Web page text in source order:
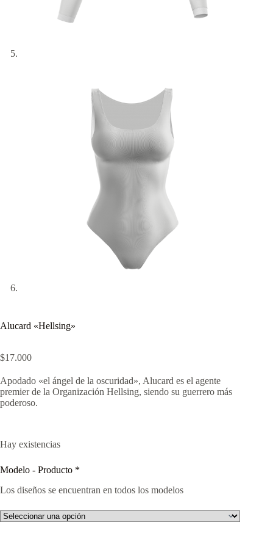
Alucard «Hellsing»
$17.000
Apodado «el ángel de la oscuridad», Alucard es el agente
premier de la Organización Hellsing, siendo su guerrero más
poderoso.
Hay existencias
Modelo - Producto *
Los diseños se encuentran en todos los modelos